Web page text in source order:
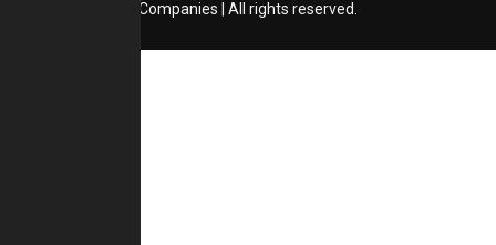
Companies | All rights reserved.